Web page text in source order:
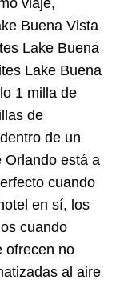
viaje,
Buena Vista
Lake Buena
Lake Buena
1 milla de
de
de un
Orlando está a
cuando
en sí, los
cuando
ofrecen no
al aire